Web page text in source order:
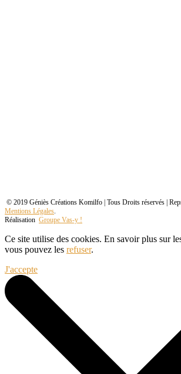
© 2019 Géniès Créations Komilfo | Tous Droits réservés |
Mentions Légales.
Réalisation Groupe Vas-y !
Ce site utilise des cookies. En savoir plus sur
vous pouvez les refuser.
J'accepte